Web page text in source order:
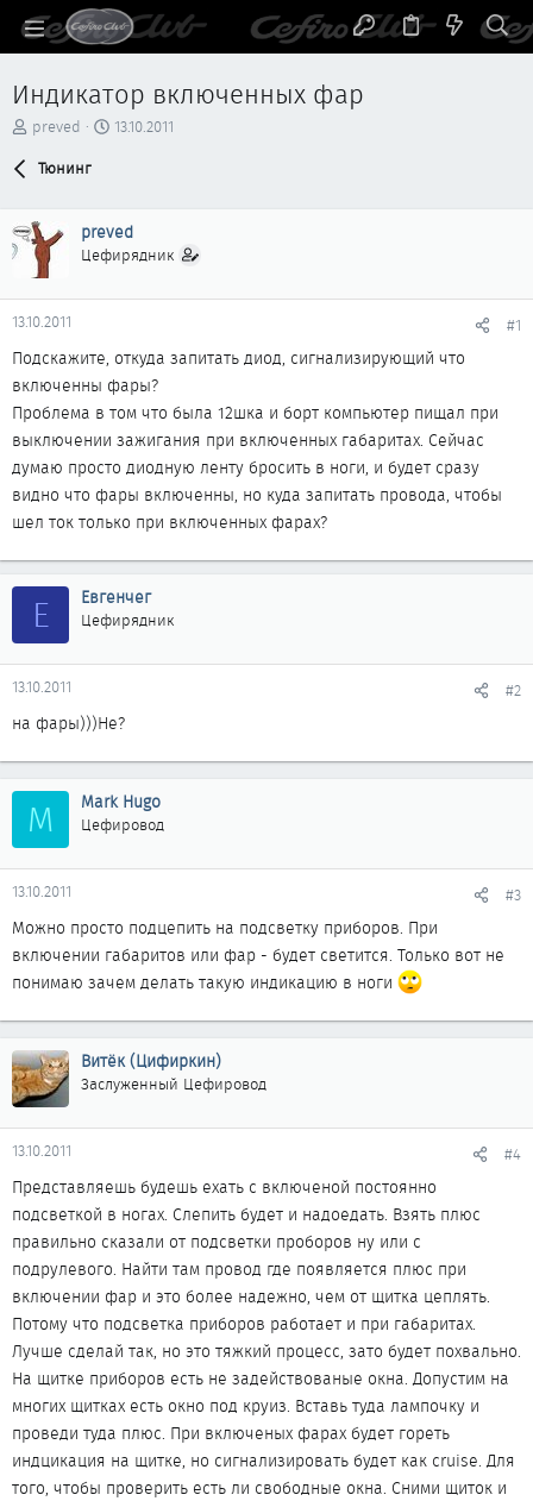
Индикатор включенных фар
А
т
е
м
ы
preved
Д
а
ч
л
13.10.2011
Тюнинг
preved
Цефирядник
13.10.2011 #1
Подскажите, откуда запитать диод, сигнализирующий что
включенны фары?
Проблема в том что была 12шка и борт компьютер пищал при
выключении зажигания при включенных габаритах. Сейчас
думаю просто диодную ленту бросить в ноги, и будет сразу
видно что фары включенны, но куда запитать провода, чтобы
шел ток только при включенных фарах?
Е Евгенчег
Цефирядник
13.10.2011 #2
на фары)))Не?
M Mark Hugo
Цефировод
13.10.2011 #3
Можно просто подцепить на подсветку приборов. При
включении габаритов или фар - будет светится. Только вот не
понимаю зачем делать такую индикацию в ноги
Витёк (Цифиркин)
Заслуженный Цефировод
13.10.2011 #4
Представляешь будешь ехать с включеной постоянно
подсветкой в ногах. Слепить будет и надоедать. Взять плюс
правильно сказали от подсветки проборов ну или с
подрулевого. Найти там провод где появляется плюс при
включении фар и это более надежно, чем от щитка цеплять.
Потому что подсветка приборов работает и при габаритах.
Лучше сделай так, но это тяжкий процесс, зато будет похвально.
На щитке приборов есть не задействованые окна. Допустим на
многих щитках есть окно под круиз. Вставь туда лампочку и
проведи туда плюс. При включеных фарах будет гореть
индцикация на щитке, но сигнализировать будет как cruise. Для
того, чтобы проверить есть ли свободные окна. Сними щиток и